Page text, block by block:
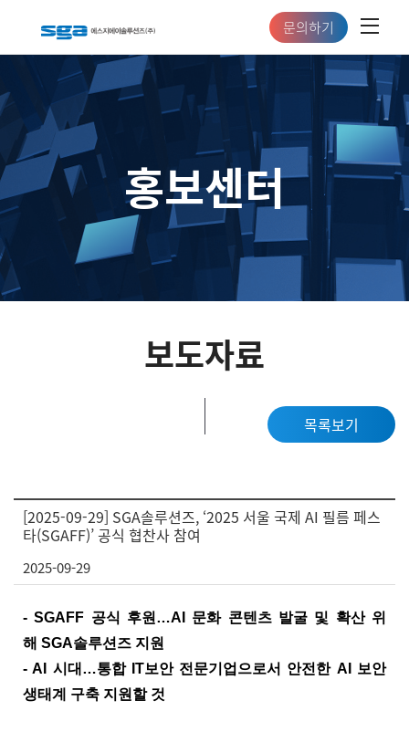
문의하기
홍보센터
보도자료
목록보기
[2025-09-29] SGA솔루션즈, ‘2025 서울 국제 AI 필름 페스
타(SGAFF)’ 공식 협찬사 참여
2025-09-29
- SGAFF 공식 후원 …AI 문화 콘텐츠 발굴 및 확산 위
해 SGA솔루션즈 지원
- AI 시대 …통합IT보안 전문기업으로서 안전한 AI 보안
생태계 구축 지원할 것